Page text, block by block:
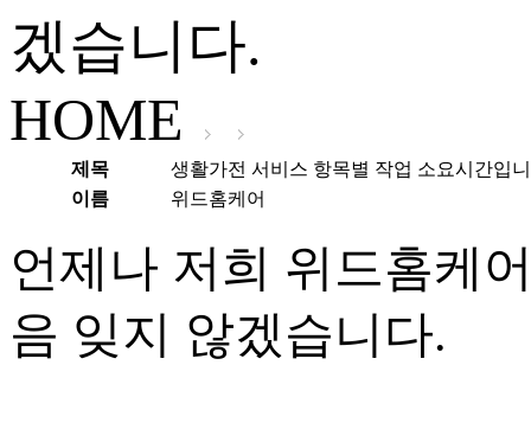
겠습니다.
HOME
제목
생활가전 서비스 항목별 작업 소요시간입
이름
위드홈케어
언제나 저희 위드홈케
음 잊지 않겠습니다.